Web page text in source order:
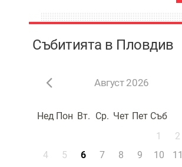
Събитията в Пловдив
Август 2026
Нед Пон Вт. Ср. Чет Пет Съб
1
2
4
5 6 7 8 9 10 11